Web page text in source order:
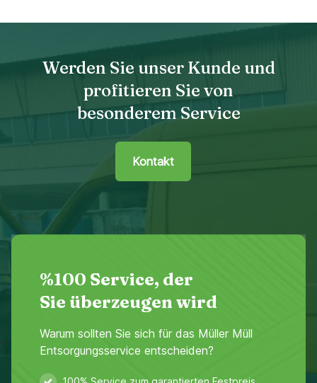
Werden Sie unser Kunde und
profitieren Sie von
besonderem Service
Kontakt
%100 Service, der
Sie überzeugen wird
Warum sollten Sie sich für das Müller Müll
Entsorgungsservice entscheiden?